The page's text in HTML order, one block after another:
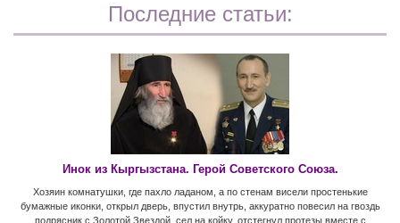
Последние статьи:
Инок из Кыргызстана. Герой Советского Союза.
Хозяин комнатушки, где пахло ладаном, а по стенам висели простенькие
бумажные иконки, открыл дверь, впустил внутрь, аккуратно повесил на гвоздь
подрясник с Золотой Звездой, сел на койку, отстегнул протезы вместе с